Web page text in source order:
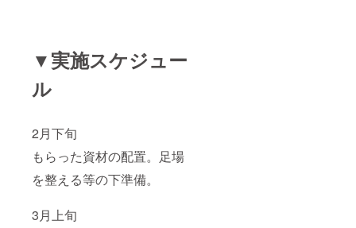
▼実施スケジュー
ル
2月下旬
もらった資材の配置。足場
を整える等の下準備。
3月上旬